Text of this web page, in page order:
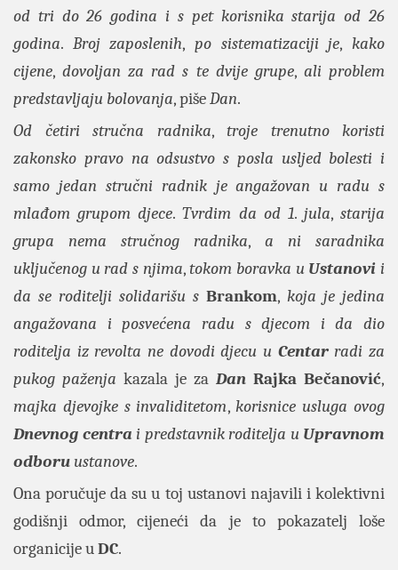
od tri do 26 godina i s pet korisnika starija od 26
godina. Broj zaposlenih,po sistematizaciji je,kako
cijene,dovoljan za rad s te dvije grupe, ali problem
predstavljaju bolovanja, pišeDan.
Od četiri stručna radnika, troje trenutno koristi
zakonsko pravo na odsustvo s posla usljed bolesti i
samo jedan stručni radnik je angažovan u radu s
mlađom grupom djece.Tvrdim da od 1. jula, starija
grupa nema stručnog radnika, a ni saradnika
uključenog u rad s njima,tokom boravka u Ustanovi i
da se roditelji solidarišu s Brankom, koja je jedina
angažovana i posvećena radu s djecom i da dio
roditelja iz revolta ne dovodi djecu u Centar radi za
pukog paženja kazala je za Dan Rajka Bečanović,
majka djevojke s invaliditetom,korisnice usluga ovog
Dnevnog centra i predstavnik roditelja u Upravnom
odboruustanove.
Ona poručuje da su u toj ustanovi najavili i kolektivni
godišnji odmor, cijeneći da je to pokazatelj loše
organicije uDC.